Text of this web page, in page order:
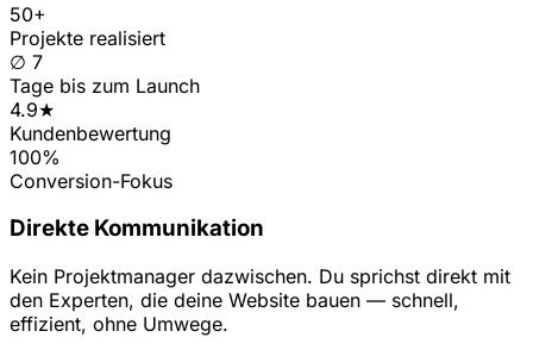
50+
Projekte realisiert
∅ 7
Tage bis zum Launch
4.9★
Kundenbewertung
100%
Conversion-Fokus
Direkte Kommunikation
Kein Projektmanager dazwischen. Du sprichst direkt mit
den Experten, die deine Website bauen — schnell,
effizient, ohne Umwege.